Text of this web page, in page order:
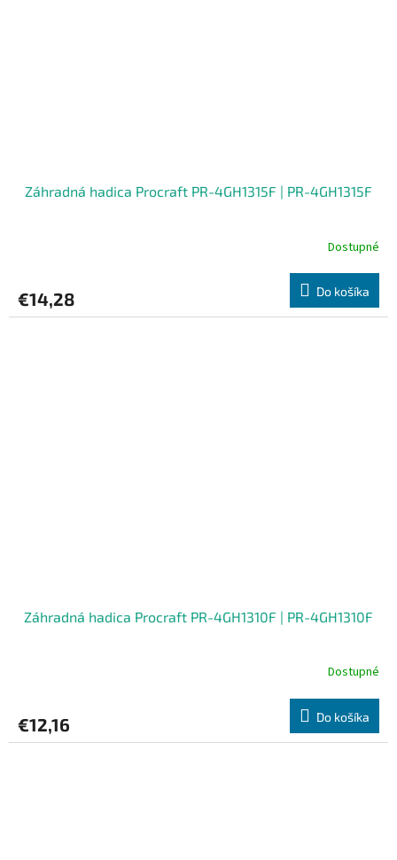
Záhradná hadica Procraft PR-4GH1315F | PR-4GH1315F
Dostupné
€14,28 Do košíka
Záhradná hadica Procraft PR-4GH1310F | PR-4GH1310F
Dostupné
€12,16 Do košíka